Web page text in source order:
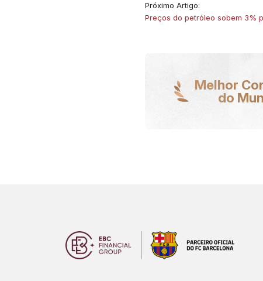
Próximo Artigo:
Preços do petróleo sobem 3%
Melhor
do